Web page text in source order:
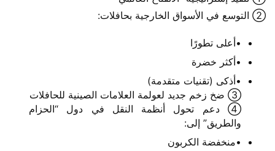
② التوسع في الأسواق الخارجية بحافلات:
•أعلى تطورًا
•أكثر خضرة
•أذكى (تقنيات متقدمة)
③ ضخ زخم جديد لعولمة العلامات الصينية للحافلات
④ دعم تحول أنظمة النقل في دول “الحزام
والطريق” إلى:
•منخفضة الكربون